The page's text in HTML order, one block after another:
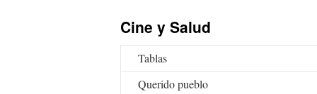
Cine y Salud
Tablas
Querido pueblo